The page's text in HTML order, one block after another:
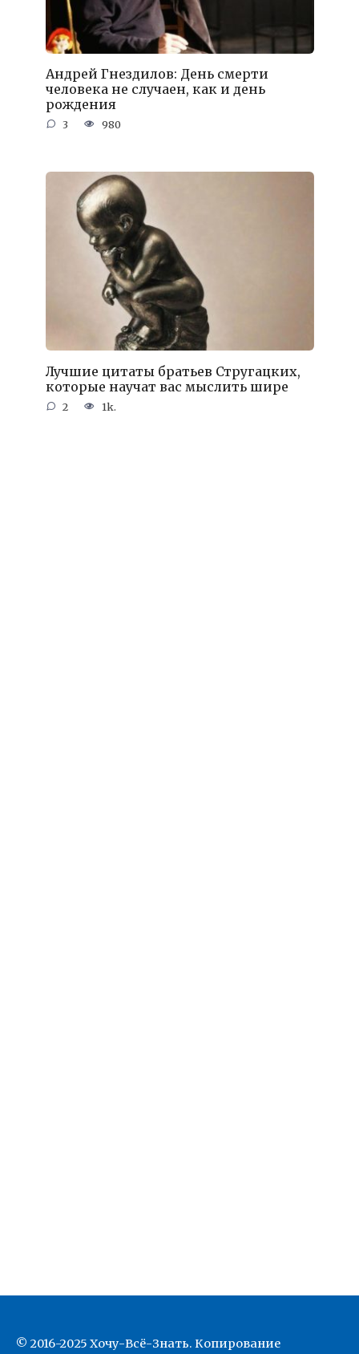
Андрей Гнездилов: День смерти
человека не случаен, как и день
рождения
3 980
Лучшие цитаты братьев Стругацких,
которые научат вас мыслить шире
2 1k.
© 2016-2025 Хочу-Всё-Знать. Копирование